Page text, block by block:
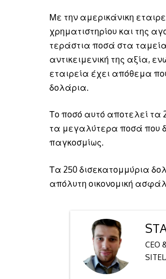
Με την αμερικάνικη
χρηματιστηρίου και της
τεράστια ποσά στα ταμεία
αντικειμενική της αξία,
εταιρεία έχει απόθεμα
δολάρια.
Το ποσό αυτό αποτελεί τα
τα μεγαλύτερα ποσά που
παγκοσμίως.
Τα 250 δισεκατομμύρια
απόλυτη οικονομική
CEO